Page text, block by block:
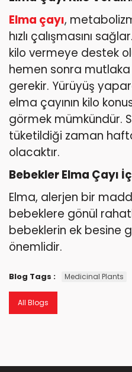
Elma çayı,
hızlı çalışmasını
kilo vermeye destek
hemen sonra mutlaka
gerekir. Yürüyüş
elma çayının kilo
görmek mümkündür.
tüketildiği zaman
olacaktır.
Bebekler Elma Çayı
Elma, alerjen bir
bebeklere gönül
bebeklerin ek besine
önemlidir.
Blog Tags : Medicinal Plants
All Blogs